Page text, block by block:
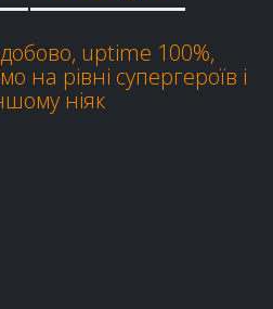
uptime 100%,
на рівні супергероїв і
ніяк